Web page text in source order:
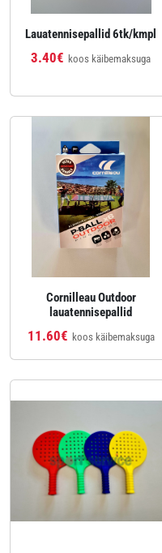
Lauatennisepallid 6tk/kmpl
3.40€ koos käibemaksuga
Cornilleau Outdoor
lauatennisepallid
11.60€ koos käibemaksuga